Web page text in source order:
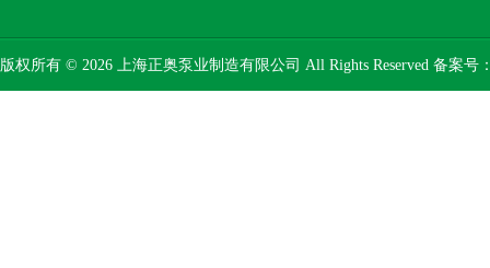
版权所有 © 2026 上海正奥泵业制造有限公司 All Rights Reserved 备案号